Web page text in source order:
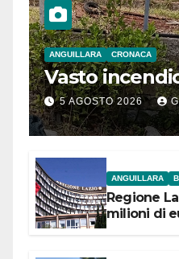
ANGUILLARA CRONACA
Vasto
5 AGOSTO 2026
ANGUILLARA
Regione
milioni di